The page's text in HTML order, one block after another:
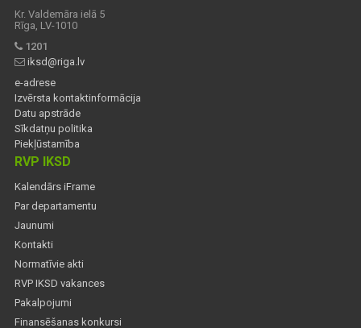
Kr. Valdemāra ielā 5
Rīga, LV-1010
1201
iksd@riga.lv
e-adrese
Izvērsta kontaktinformācija
Datu apstrāde
Sīkdatņu politika
Piekļūstamība
RVP IKSD
Kalendārs iFrame
Par departamentu
Jaunumi
Kontakti
Normatīvie akti
RVP IKSD vakances
Pakalpojumi
Finansēšanas konkursi